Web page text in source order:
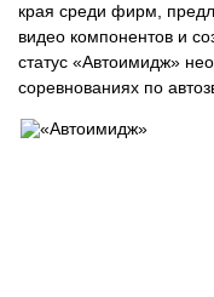
края среди фирм,
видео компонентов и
статус «Автоимидж»
соревнованиях по